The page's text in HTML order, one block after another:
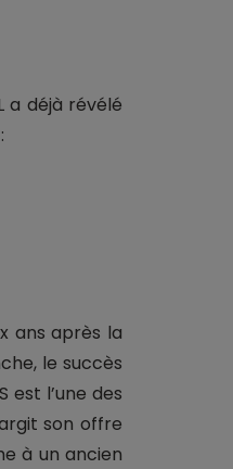
a déjà révélé
ans après la
le succès
l’une des
son offre
à un ancien